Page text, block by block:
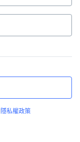
隱私權政策